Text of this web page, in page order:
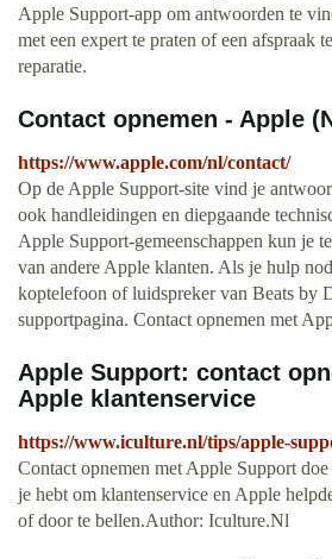
Apple Support-app om antwoorden te
met een expert te praten of een afspraak
reparatie.
Contact opnemen - Apple
https://www.apple.com/nl/contact/
Op de Apple Support-site vind je
ook handleidingen en diepgaande
Apple Support-gemeenschappen kun je
van andere Apple klanten. Als je hulp
koptelefoon of luidspreker van Beats by
supportpagina. Contact opnemen met
Apple Support: contact
Apple klantenservice
https://www.iculture.nl/tips/apple-
Contact opnemen met Apple Support
je hebt om klantenservice en Apple
of door te bellen.Author: Iculture.Nl